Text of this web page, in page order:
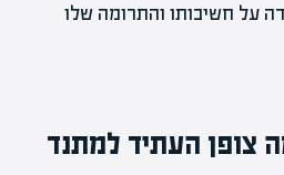
על חשיבותו והתרומה שלו
צופן העתיד למתנד